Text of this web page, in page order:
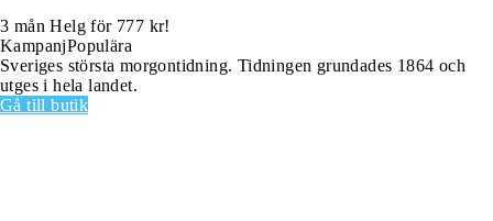
3 mån Helg för 777 kr!
KampanjPopulära
Sveriges största morgontidning. Tidningen grundades 1864 och
utges i hela landet.
Gå till butik